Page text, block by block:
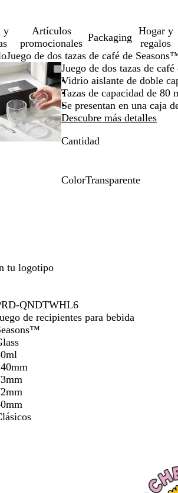
y
Artículos
promocionales
Packaging
Hogar y
regalos
Juego de dos tazas de café de
Imagen
ampliable
Acercado
hasta
mínimo
Haz
clic
para
expandir
Utiliza
las
teclas
de
más
y
menos
por
Juego de dos tazas de
Vidrio aislante de doble
Tazas de capacidad de 80
Se presentan en una caja
Descubre más detalles
Cantidad
ColorTransparente
n
t
tu logotipo
QNDTWHL6
de recipientes para bebida